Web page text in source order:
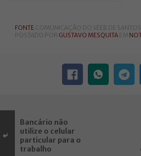
FONTE COMUNICAÇÃO DO SEEB DE
POSTADO POR GUSTAVO MESQUITA EM
Bancário não
utilize o celular
particular para o
trabalho